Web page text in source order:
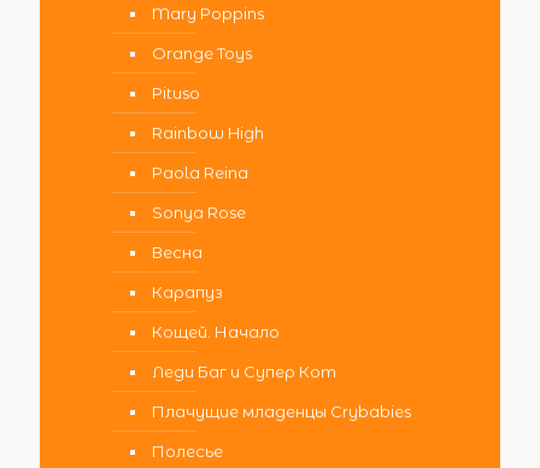
Mary Poppins
Orange Toys
Pituso
Rainbow High
Paola Reina
Sonya Rose
Весна
Карапуз
Кощей. Начало
Леди Баг и Супер Кот
Плачущие младенцы Crybabies
Полесье